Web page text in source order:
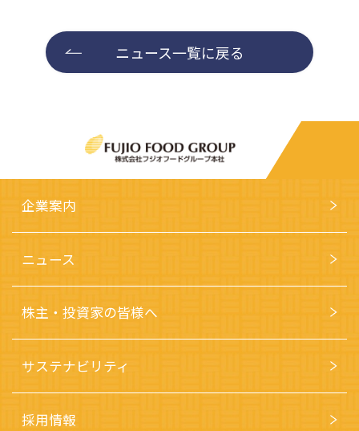
ニュース一覧に戻る
企業案内
ニュース
株主・投資家の皆様へ
サステナビリティ
採用情報